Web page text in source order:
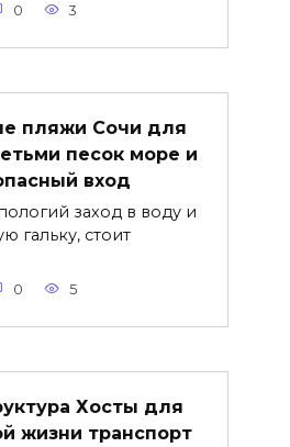
0 3
пляжи Сочи для
песок море и
вход
заход в воду и
гальку, стоит
0 5
Хосты для
жизни транспорт